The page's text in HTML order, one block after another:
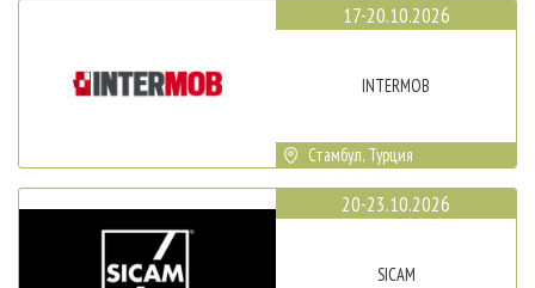
17-20.10.2026
INTERMOB
Стамбул, Турция
20-23.10.2026
SICAM